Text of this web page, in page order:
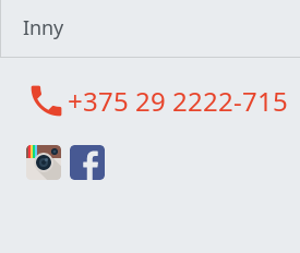
Inny
call+375 29 2222-715